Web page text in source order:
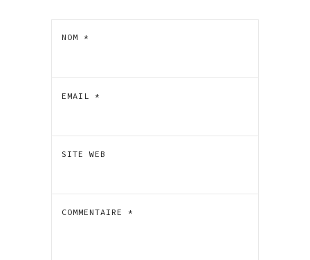
NOM *
EMAIL *
SITE WEB
COMMENTAIRE *